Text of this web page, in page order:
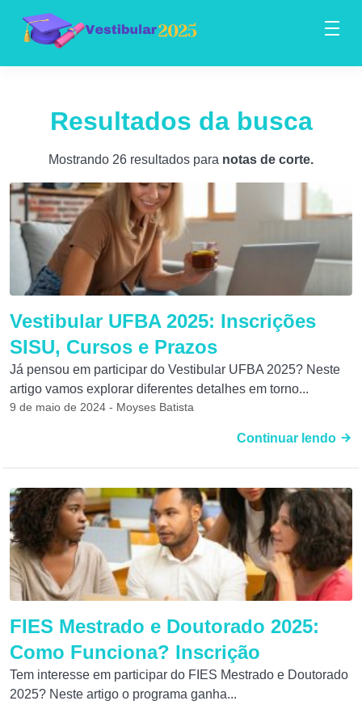
Resultados da busca
Mostrando 26 resultados para notas de corte.
Vestibular UFBA 2025: Inscrições
SISU, Cursos e Prazos
Já pensou em participar do Vestibular UFBA 2025? Neste
artigo vamos explorar diferentes detalhes em torno...
9 de maio de 2024 - Moyses Batista
Continuar lendo
FIES Mestrado e Doutorado 2025:
Como Funciona? Inscrição
Tem interesse em participar do FIES Mestrado e Doutorado
2025? Neste artigo o programa ganha...